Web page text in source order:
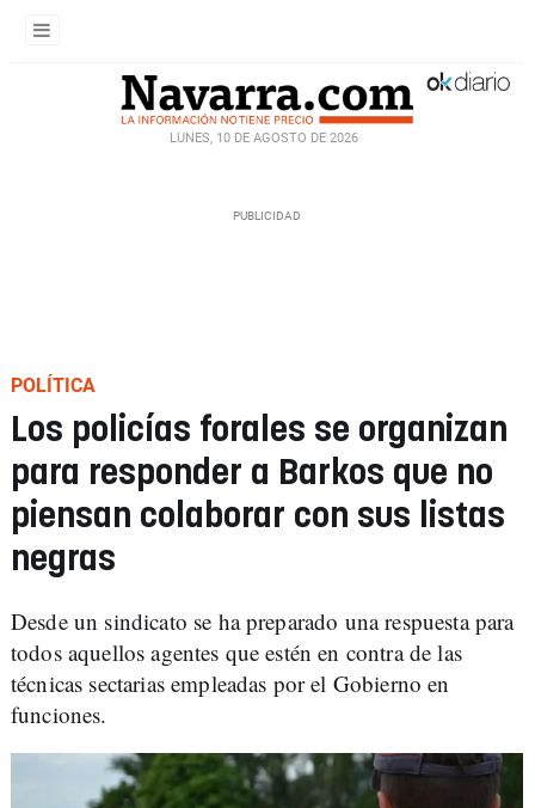
LUNES, 10 DE AGOSTO DE 2026
POLÍTICA
Los policías forales se organizan
para responder a Barkos que no
piensan colaborar con sus listas
negras
Desde un sindicato se ha preparado una respuesta para
todos aquellos agentes que estén en contra de las
técnicas sectarias empleadas por el Gobierno en
funciones.